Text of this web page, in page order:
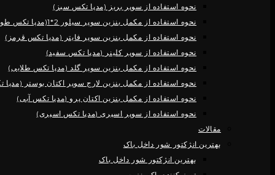
نحوه استفاده از سوپر بریز (مدپا تکس سبز)
نحوه استفاده از مکمل بنزین سوپر سیلور 2*1(مدپا تکس طوسی)
نحوه استفاده از مکمل بنزین سوپر فایتر (مدپا تکس قرمز)
نحوه استفاده از سوپر کلینر (مدپا تکس سفید)
نحوه استفاده از مکمل بنزین سوپر گلد (مدپا تکس طلایی)
نحوه استفاده از مکمل بنزین لارج سوپر اکتان بوستر
نحوه استفاده از مکمل بنزین اکتان پرو (مدپا تکس آبی)
نحوه استفاده از سوپر اسپری (مدپا تکس اسپری)
مقالات
بهترین انژکتور شور داخل باک
بهترین انژکتور شور داخل باک